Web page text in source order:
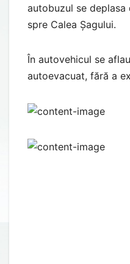
autobuzul se deplasa
spre Calea Șagului.
În autovehicul se
autoevacuat, fără a